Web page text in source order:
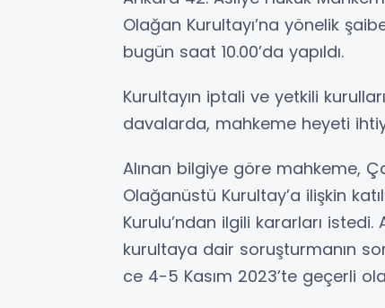
Olağan Kurultayı’na yönelik
bugün saat 10.00’da yapıldı.
Kurultayın iptali ve yetkili
davalarda, mahkeme heyeti
Alınan bilgiye göre mahkeme,
Olağanüstü Kurultay’a ilişkin
Kurulu’ndan ilgili kararları istedi.
kurultaya dair soruşturmanın
ce 4-5 Kasım 2023’te geçerli